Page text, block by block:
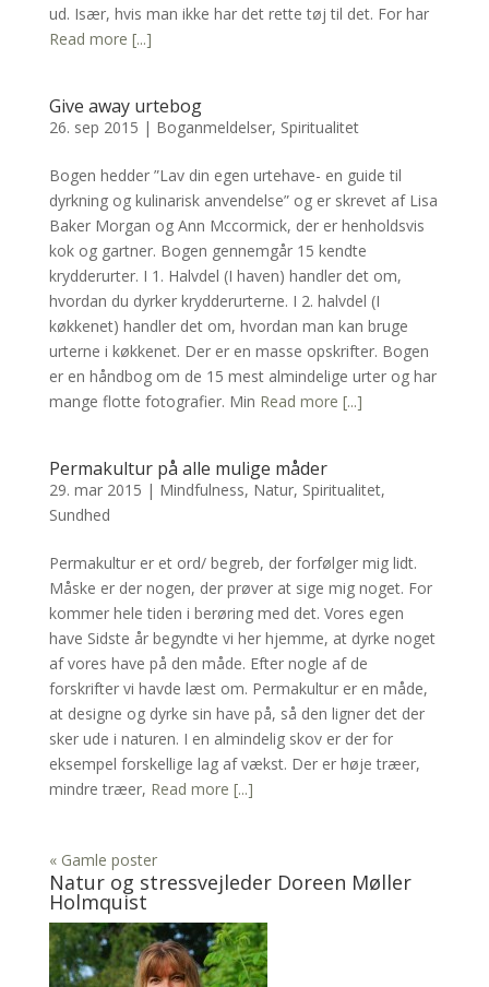
ud. Især, hvis man ikke har det rette tøj til det. For har
Read more [...]
Give away urtebog
26. sep 2015 | Boganmeldelser, Spiritualitet
Bogen hedder ”Lav din egen urtehave- en guide til
dyrkning og kulinarisk anvendelse” og er skrevet af Lisa
Baker Morgan og Ann Mccormick, der er henholdsvis
kok og gartner. Bogen gennemgår 15 kendte
krydderurter. I 1. Halvdel (I haven) handler det om,
hvordan du dyrker krydderurterne. I 2. halvdel (I
køkkenet) handler det om, hvordan man kan bruge
urterne i køkkenet. Der er en masse opskrifter. Bogen
er en håndbog om de 15 mest almindelige urter og har
mange flotte fotografier. Min Read more [...]
Permakultur på alle mulige måder
29. mar 2015 | Mindfulness, Natur, Spiritualitet,
Sundhed
Permakultur er et ord/ begreb, der forfølger mig lidt.
Måske er der nogen, der prøver at sige mig noget. For
kommer hele tiden i berøring med det. Vores egen
have Sidste år begyndte vi her hjemme, at dyrke noget
af vores have på den måde. Efter nogle af de
forskrifter vi havde læst om. Permakultur er en måde,
at designe og dyrke sin have på, så den ligner det der
sker ude i naturen. I en almindelig skov er der for
eksempel forskellige lag af vækst. Der er høje træer,
mindre træer, Read more [...]
« Gamle poster
Natur og stressvejleder Doreen Møller
Holmquist